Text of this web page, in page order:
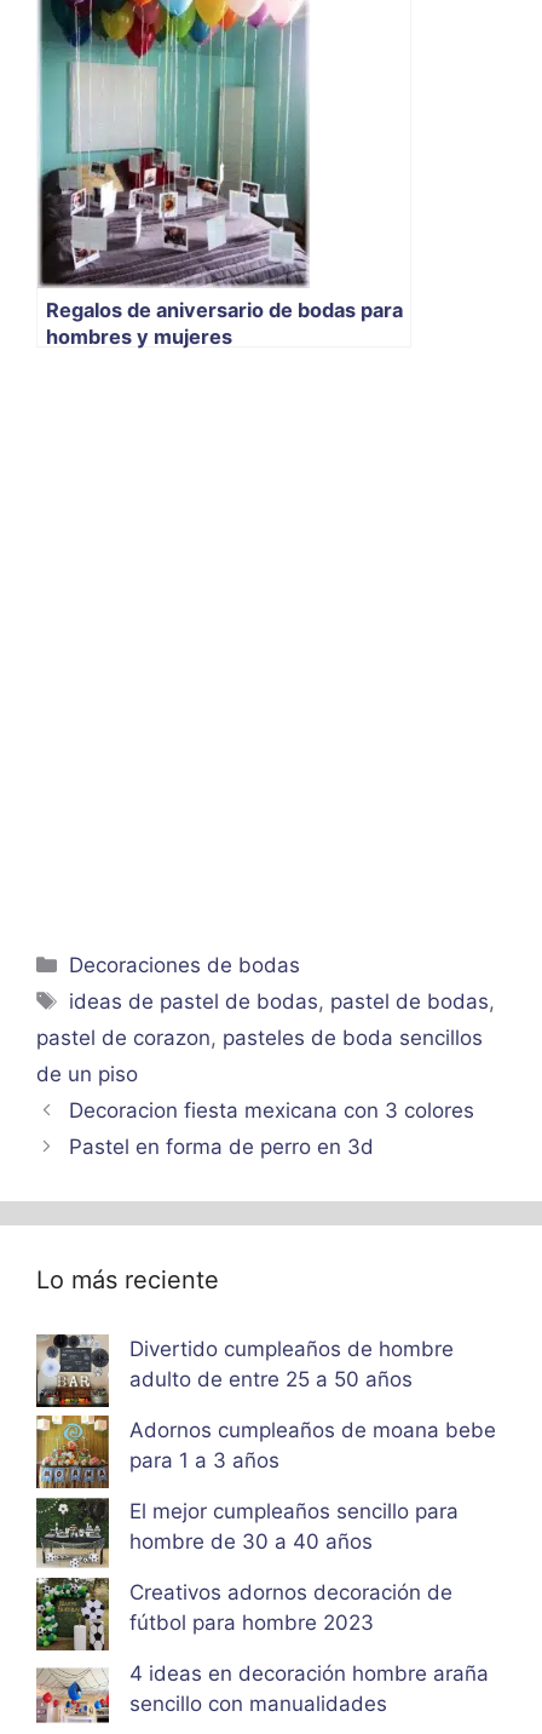
Regalos de aniversario de bodas para
hombres y mujeres
Categorías
Decoraciones de bodas
Etiquetas
ideas de pastel de bodas, pastel de bodas,
pastel de corazon, pasteles de boda sencillos
de un piso
Decoracion fiesta mexicana con 3 colores
Pastel en forma de perro en 3d
Lo más reciente
Divertido cumpleaños de hombre
adulto de entre 25 a 50 años
Adornos cumpleaños de moana bebe
para 1 a 3 años
El mejor cumpleaños sencillo para
hombre de 30 a 40 años
Creativos adornos decoración de
fútbol para hombre 2023
4 ideas en decoración hombre araña
sencillo con manualidades